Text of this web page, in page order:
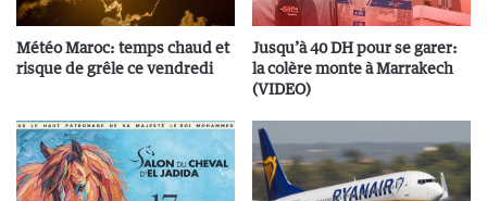
Météo Maroc: temps chaud et
risque de grêle ce vendredi
Jusqu’à 40 DH pour se garer:
la colère monte à Marrakech
(VIDEO)